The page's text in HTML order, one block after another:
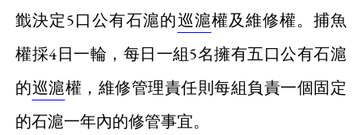
韱決定5口公有石滬的巡滬權及維修權。捕魚
權採4日一輪，每日一組5名擁有五口公有石滬
的巡滬權，維修管理責任則每組負責一個固定
的石滬一年內的修管事宜。